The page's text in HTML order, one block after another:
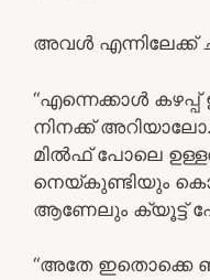
അവൾ
“എന്നെക്കാൾ
നിനക്ക്
മിൽഫ് പോലെ
നെയ്കുണ്ടിയും
ആണേലും ക്യൂട്ട്
“അതേ ഇതൊക്കെ